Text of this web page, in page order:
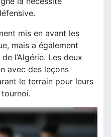
mis en avant les
mais a également
l’Algérie. Les deux
avec des leçons
le terrain pour leurs